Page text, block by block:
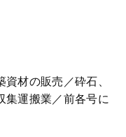
材の販売／砕石、
集運搬業／前各号に